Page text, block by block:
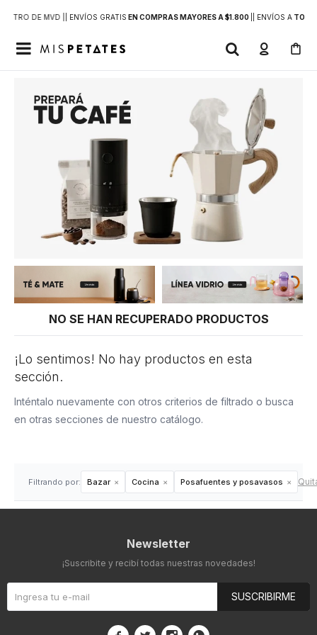
DE MVD | | ENVÍOS GRATIS EN COMPRAS MAYORES A $1.800 | ENVÍOS ATODO

NO SE HAN RECUPERADO PRODUCTOS
¡Lo sentimos! No hay productos en esta
sección.
Inténtalo nuevamente con otros criterios de filtrado o busca
en otras secciones de nuestro catálogo.
Filtrando por: Bazar Cocina Posafuentes y posavasos
Newsletter
¡Suscribite y recibí todas nuestras novedades!
SUSCRIBIRME